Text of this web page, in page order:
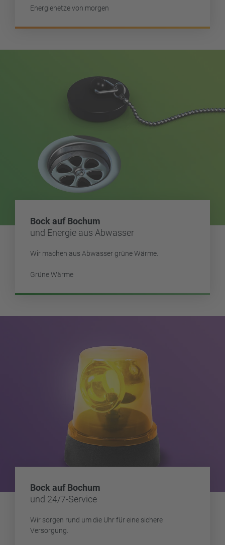
Energienetze von morgen
Bock auf Bochum
und Energie aus Abwasser
Wir machen aus Abwasser grüne Wärme.
Grüne Wärme
Bock auf Bochum
und 24/7-Service
Wir sorgen rund um die Uhr für eine sichere
Versorgung.